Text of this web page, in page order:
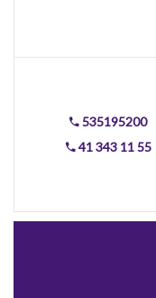
535195200
41 343 11 55